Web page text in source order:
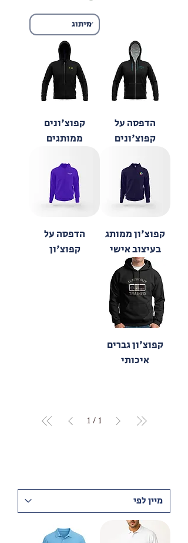
הדפסה על
קפוצ'ונים
קפוצ'ונים
ממותגים
קפוצ'ון ממותג
בעיצוב אישי
הדפסה על
קפוצ'ון
קפוצ'ון גברים
איכותי
1
/
1